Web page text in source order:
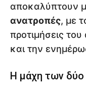
αποκαλύπτουν
ανατροπές, με
προτιμήσεις
και την
Η μάχη των